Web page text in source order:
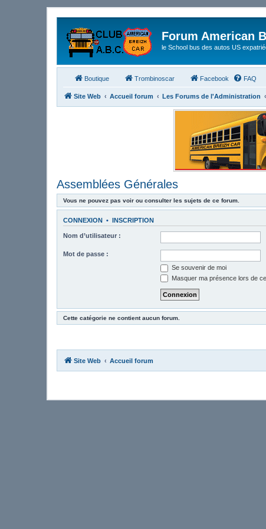
Forum American
le School bus des autos US
Boutique Trombinoscar Facebook FAQ
Site Web Accueil forum Les Forums de l'Administration
Assemblées Générales
Vous ne pouvez pas voir ou consulter les sujets de ce forum.
CONNEXION • INSCRIPTION
Nom d’utilisateur :
Mot de passe :
Se souvenir de moi
Masquer ma présence lors de
Cette catégorie ne contient aucun forum.
Site Web Accueil forum